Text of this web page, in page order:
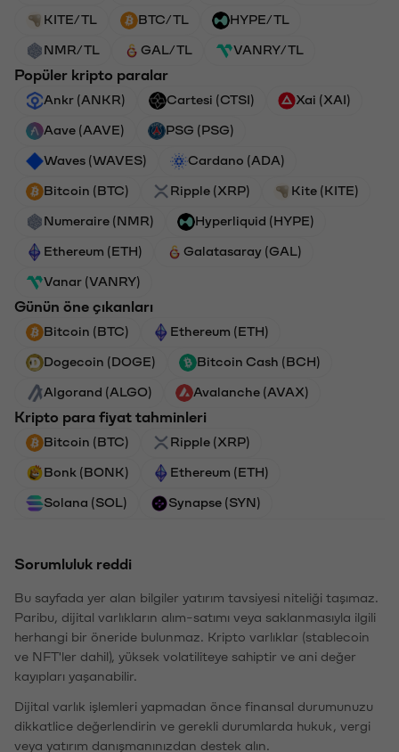
KITE/TL BTC/TL HYPE/TL
NMR/TL GAL/TL VANRY/TL
Popüler kripto paralar
Ankr (ANKR) Cartesi (CTSI) Xai (XAI)
Aave (AAVE) PSG (PSG)
Waves (WAVES) Cardano (ADA)
Bitcoin (BTC) Ripple (XRP) Kite (KITE)
Numeraire (NMR) Hyperliquid (HYPE)
Ethereum (ETH) Galatasaray (GAL)
Vanar (VANRY)
Günün öne çıkanları
Bitcoin (BTC) Ethereum (ETH)
Dogecoin (DOGE) Bitcoin Cash (BCH)
Algorand (ALGO) Avalanche (AVAX)
Kripto para fiyat tahminleri
Bitcoin (BTC) Ripple (XRP)
Bonk (BONK) Ethereum (ETH)
Solana (SOL) Synapse (SYN)
Sorumluluk reddi
Bu sayfada yer alan bilgiler yatırım tavsiyesi niteliği taşımaz.
Paribu, dijital varlıkların alım-satımı veya saklanmasıyla ilgili
herhangi bir öneride bulunmaz. Kripto varlıklar (stablecoin
ve NFT'ler dahil), yüksek volatiliteye sahiptir ve ani değer
kayıpları yaşanabilir.
Dijital varlık işlemleri yapmadan önce finansal durumunuzu
dikkatlice değerlendirin ve gerekli durumlarda hukuk, vergi
veya yatırım danışmanınızdan destek alın.